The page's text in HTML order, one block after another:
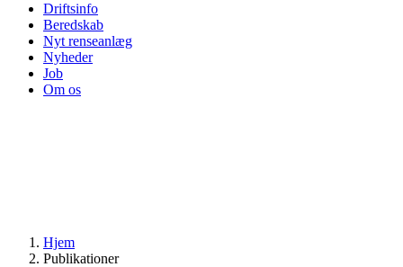
Driftsinfo
Beredskab
Nyt renseanlæg
Nyheder
Job
Om os
Hjem
Publikationer